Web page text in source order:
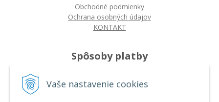
Vaše nastavenie cookies
Obchodné podmienky
Ochrana osobných údajov
KONTAKT
Spôsoby platby
Platba bankovým prevodom